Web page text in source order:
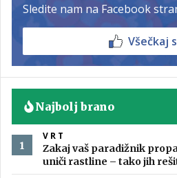
Sledite nam na Facebook
Všečkaj
Najbolj brano
VRT
Zakaj vaš paradižnik
uniči rastline – tako jih